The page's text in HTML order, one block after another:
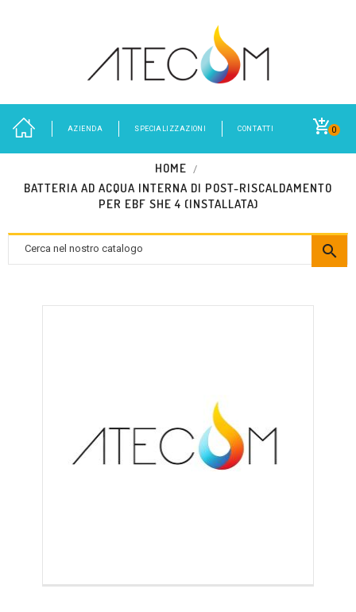
0
AZIENDA SPECIALIZZAZIONI CONTATTI
HOME
BATTERIA AD ACQUA INTERNA DI POST-RISCALDAMENTO
PER EBF SHE 4 (INSTALLATA)
